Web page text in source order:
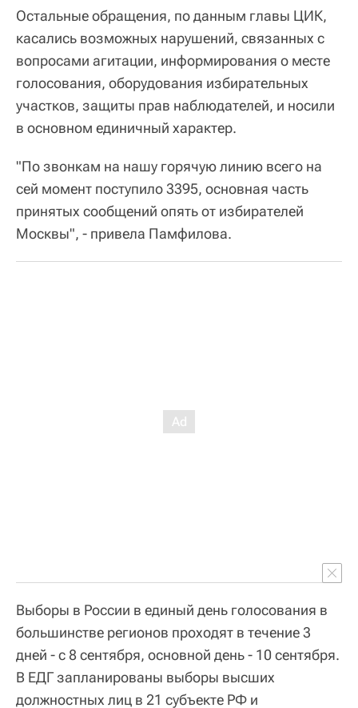
Остальные обращения, по данным главы ЦИК,
касались возможных нарушений, связанных с
вопросами агитации, информирования о месте
голосования, оборудования избирательных
участков, защиты прав наблюдателей, и носили
в основном единичный характер.
"По звонкам на нашу горячую линию всего на
сей момент поступило 3395, основная часть
принятых сообщений опять от избирателей
Москвы", - привела Памфилова.
Выборы в России в единый день голосования в
большинстве регионов проходят в течение 3
дней - с 8 сентября, основной день - 10 сентября.
В ЕДГ запланированы выборы высших
должностных лиц в 21 субъекте РФ и